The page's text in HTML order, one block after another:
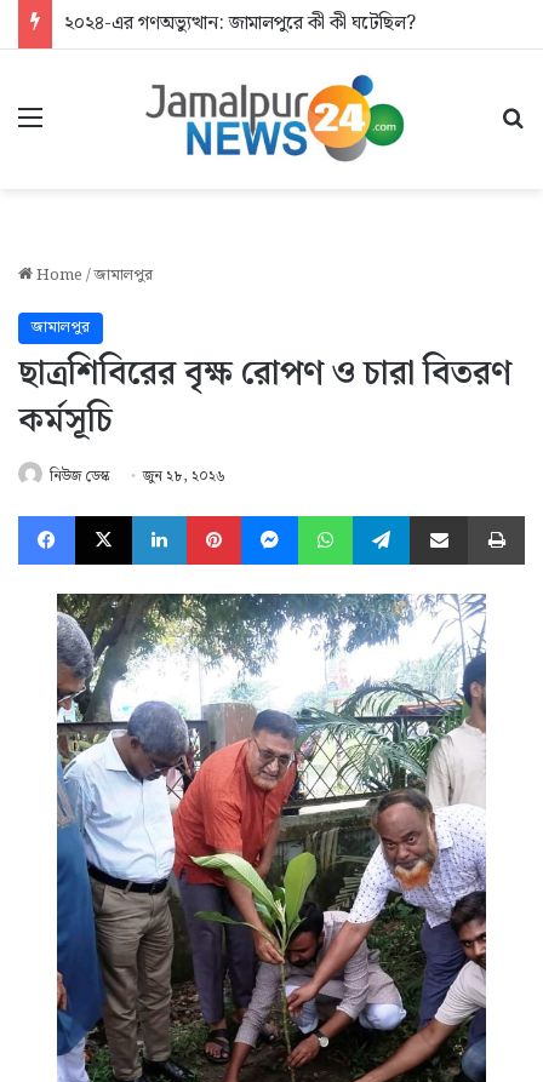
২০২৪-এর গণঅভ্যুত্থান: জামালপুরে কী কী ঘটেছিল?
Menu
Home/জামালপুর
জামালপুর
ছাত্রশিবিরের বৃক্ষ রোপণ ও চারা বিতরণ
কর্মসূচি
নিউজ ডেস্ক জুন ২৮, ২০২৬
Facebook
X LinkedInPinterestMessengerWhatsAppTelegramShare via Email